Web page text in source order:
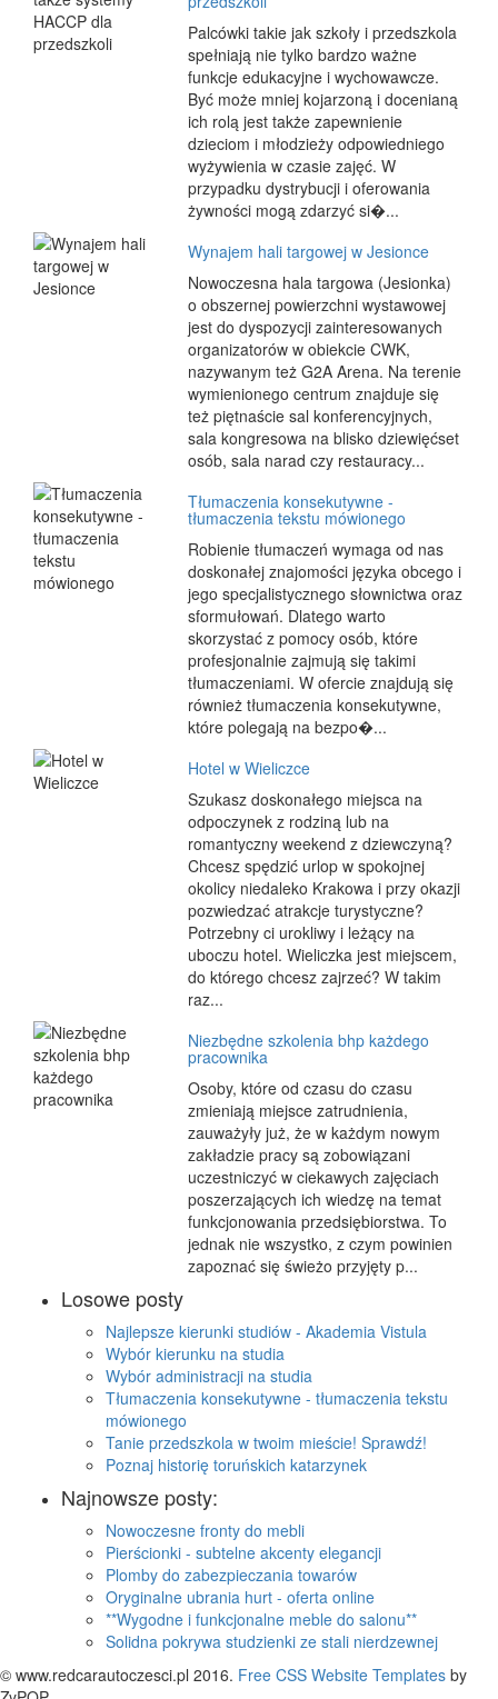
Palcówki takie jak szkoły i przedszkola
spełniają nie tylko bardzo ważne
funkcje edukacyjne i wychowawcze.
Być może mniej kojarzoną i docenianą
ich rolą jest także zapewnienie
dzieciom i młodzieży odpowiedniego
wyżywienia w czasie zajęć. W
przypadku dystrybucji i oferowania
żywności mogą zdarzyć si�...
Wynajem hali targowej w Jesionce
Nowoczesna hala targowa (Jesionka)
o obszernej powierzchni wystawowej
jest do dyspozycji zainteresowanych
organizatorów w obiekcie CWK,
nazywanym też G2A Arena. Na terenie
wymienionego centrum znajduje się
też piętnaście sal konferencyjnych,
sala kongresowa na blisko dziewięćset
osób, sala narad czy restauracy...
Tłumaczenia konsekutywne -
tłumaczenia tekstu mówionego
Robienie tłumaczeń wymaga od nas
doskonałej znajomości języka obcego i
jego specjalistycznego słownictwa oraz
sformułowań. Dlatego warto
skorzystać z pomocy osób, które
profesjonalnie zajmują się takimi
tłumaczeniami. W ofercie znajdują się
również tłumaczenia konsekutywne,
które polegają na bezpo�...
Hotel w Wieliczce
Szukasz doskonałego miejsca na
odpoczynek z rodziną lub na
romantyczny weekend z dziewczyną?
Chcesz spędzić urlop w spokojnej
okolicy niedaleko Krakowa i przy okazji
pozwiedzać atrakcje turystyczne?
Potrzebny ci urokliwy i leżący na
uboczu hotel. Wieliczka jest miejscem,
do którego chcesz zajrzeć? W takim
raz...
Niezbędne szkolenia bhp każdego
pracownika
Osoby, które od czasu do czasu
zmieniają miejsce zatrudnienia,
zauważyły już, że w każdym nowym
zakładzie pracy są zobowiązani
uczestniczyć w ciekawych zajęciach
poszerzających ich wiedzę na temat
funkcjonowania przedsiębiorstwa. To
jednak nie wszystko, z czym powinien
zapoznać się świeżo przyjęty p...
Losowe posty
Najlepsze kierunki studiów - Akademia Vistula
Wybór kierunku na studia
Wybór administracji na studia
Tłumaczenia konsekutywne - tłumaczenia tekstu
mówionego
Tanie przedszkola w twoim mieście! Sprawdź!
Poznaj historię toruńskich katarzynek
Najnowsze posty:
Nowoczesne fronty do mebli
Pierścionki - subtelne akcenty elegancji
Plomby do zabezpieczania towarów
Oryginalne ubrania hurt - oferta online
**Wygodne i funkcjonalne meble do salonu**
Solidna pokrywa studzienki ze stali nierdzewnej
© www.redcarautoczesci.pl 2016. Free CSS Website Templates by